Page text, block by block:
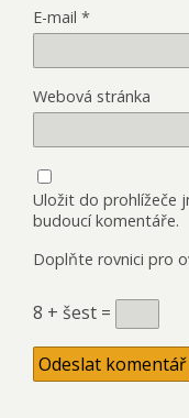
E-mail *
Webová stránka
Uložit do prohlížeče
budoucí komentáře.
Doplňte rovnici pro
8 + šest =